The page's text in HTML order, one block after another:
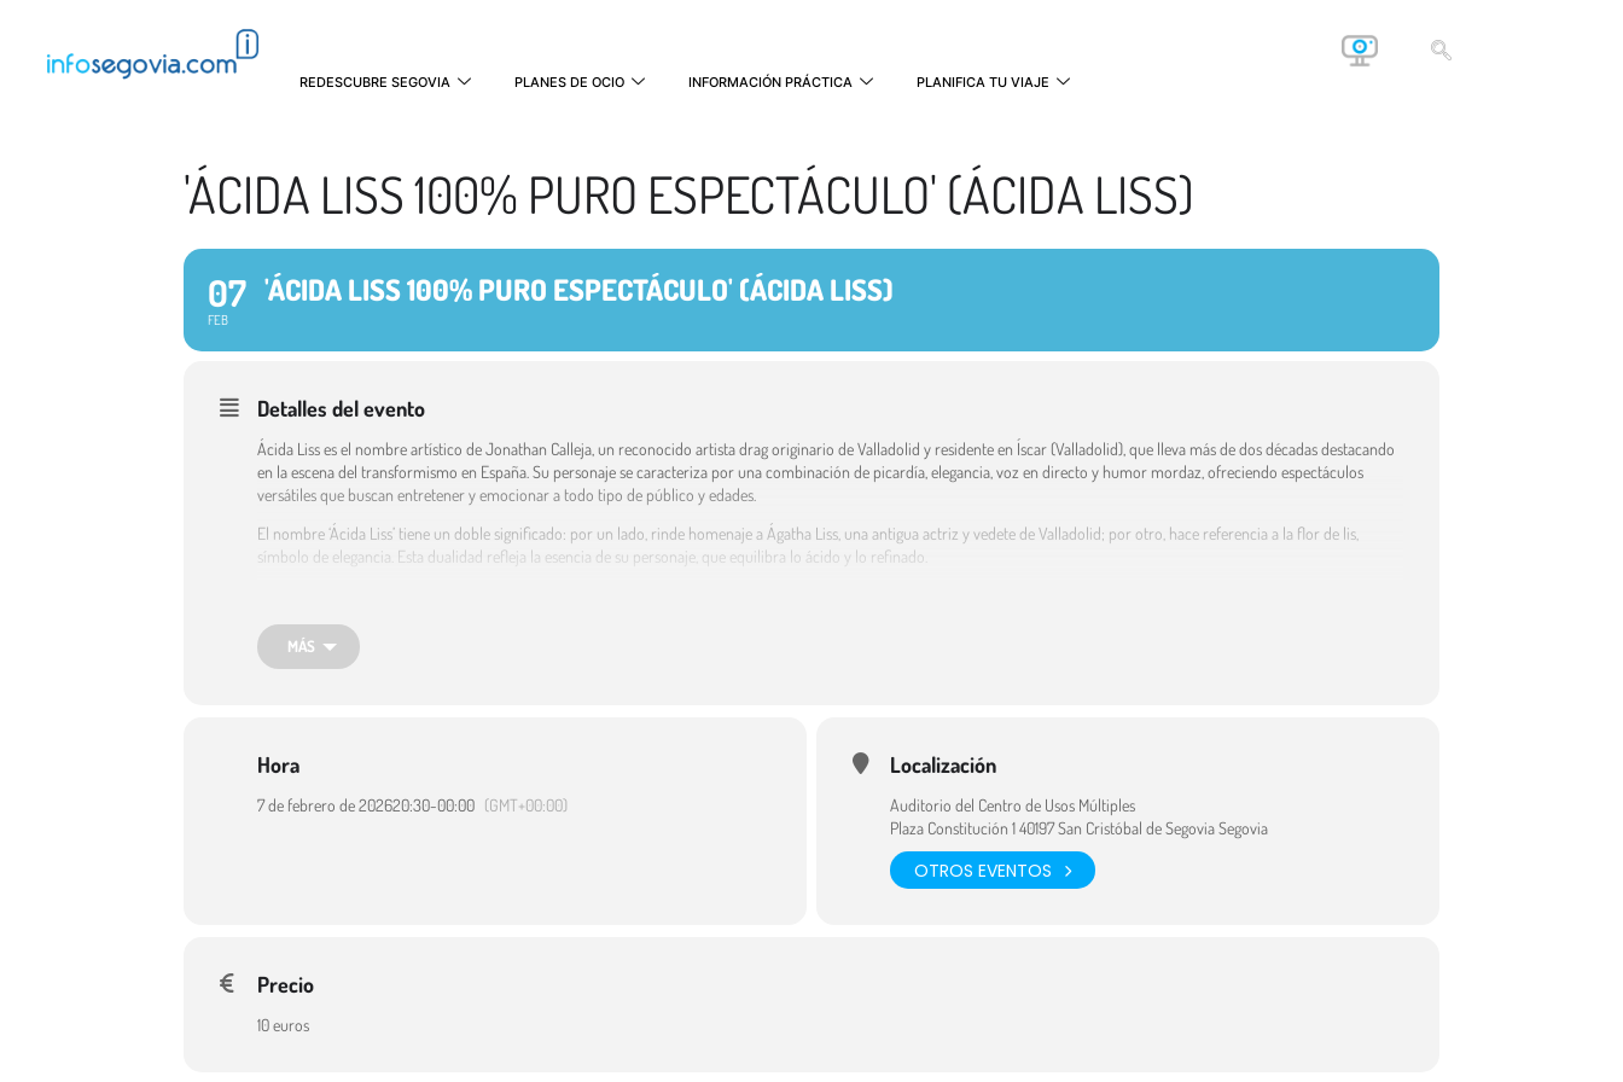
REDESCUBRE SEGOVIA PLANES DE OCIO INFORMACIÓN PRÁCTICA PLANIFICA TU VIAJE
'ÁCIDA LISS 100% PURO ESPECTÁCULO' (ÁCIDA LISS)
07
FEB
'ÁCIDA LISS 100% PURO ESPECTÁCULO' (ÁCIDA LISS)
Detalles del evento
Ácida Liss es el nombre artístico de Jonathan Calleja, un reconocido artista drag originario de Valladolid y residente en Íscar (Valladolid), que lleva más de dos décadas destacando
en la escena del transformismo en España. Su personaje se caracteriza por una combinación de picardía, elegancia, voz en directo y humor mordaz, ofreciendo espectáculos
versátiles que buscan entretener y emocionar a todo tipo de público y edades.
El nombre ‘Ácida Liss’ tiene un doble significado: por un lado, rinde homenaje a Ágatha Liss, una antigua actriz y vedete de Valladolid; por otro, hace referencia a la flor de lis,
símbolo de elegancia. Esta dualidad refleja la esencia de su personaje, que equilibra lo ácido y lo refinado.
Además de sus actuaciones en vivo, Ácida Liss mantiene una presencia activa en redes sociales, donde comparte contenido relacionado con sus espectáculos y su vida artística.
Género: Teatro. Estilo: Multidisciplinar. Duración: 80 min.
Espectáculo incluido en la programación de Circuitos Escénicos de Castilla y León.
MÁS
Hora
7 de febrero de 202620:30-00:00 (GMT+00:00)
Localización
Auditorio del Centro de Usos Múltiples
Plaza Constitución 1 40197 San Cristóbal de Segovia Segovia
OTROS EVENTOS
Precio
10 euros